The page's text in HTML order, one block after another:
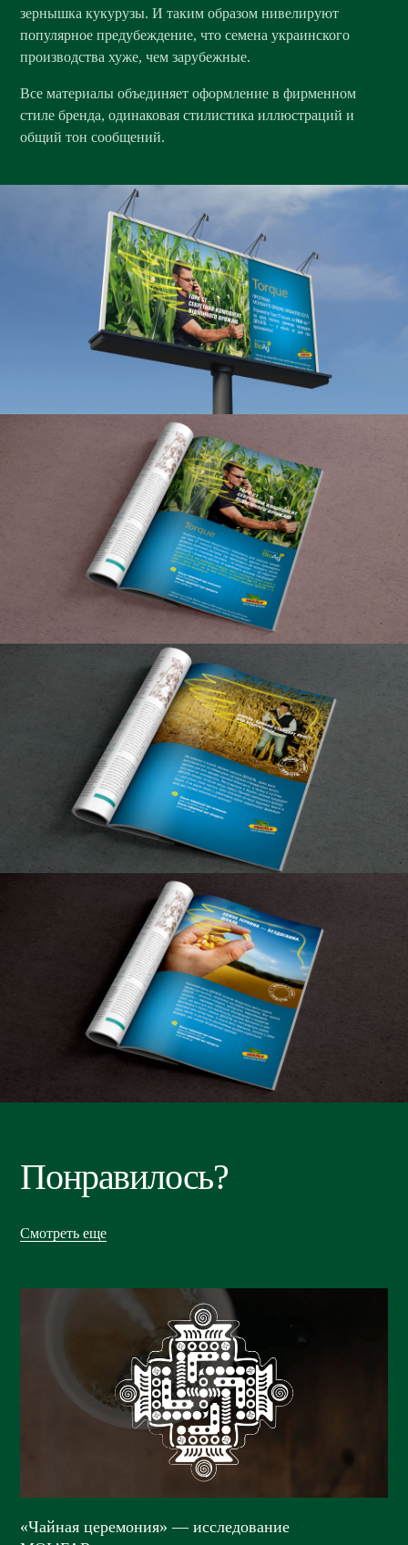
зернышка кукурузы. И таким образом нивелируют
популярное предубеждение, что семена украинского
производства хуже, чем зарубежные.
Все материалы объединяет оформление в фирменном
стиле бренда, одинаковая стилистика иллюстраций и
общий тон сообщений.
Понравилось?
Смотреть еще
«Чайная церемония» — исследование